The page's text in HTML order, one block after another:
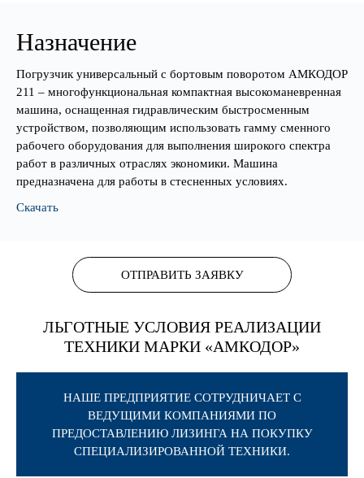
Назначение
Погрузчик универсальный с бортовым поворотом АМКОДОР
211 – многофункциональная компактная высокоманевренная
машина, оснащенная гидравлическим быстросменным
устройством, позволяющим использовать гамму сменного
рабочего оборудования для выполнения широкого спектра
работ в различных отраслях экономики. Машина
предназначена для работы в стесненных условиях.
Скачать
ОТПРАВИТЬ ЗАЯВКУ
ЛЬГОТНЫЕ УСЛОВИЯ РЕАЛИЗАЦИИ
ТЕХНИКИ МАРКИ «АМКОДОР»
НАШЕ ПРЕДПРИЯТИЕ СОТРУДНИЧАЕТ С
ВЕДУЩИМИ КОМПАНИЯМИ ПО
ПРЕДОСТАВЛЕНИЮ ЛИЗИНГА НА ПОКУПКУ
СПЕЦИАЛИЗИРОВАННОЙ ТЕХНИКИ.